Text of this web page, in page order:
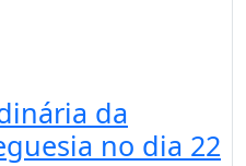
da
no dia 22